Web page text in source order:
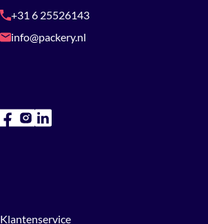
+31 6 25526143
info@packery.nl
Klantenservice